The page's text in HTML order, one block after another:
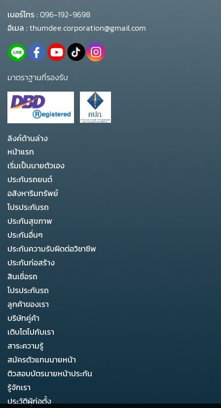
เบอร์โทร :096-192-9698
อีเมล :thumdee.corporation@gmail.com
มาตราฐานที่รองรับ
ลิงค์ด้านล่าง
หน้าแรก
เริ่มเป็นนายตัวเอง
ประกันรถยนต์
อสังหาริมทรัพย์
โปรประกันรถ
ประกันสุขภาพ
ประกันอื่นๆ
ประกันความรับผิดต่อวิชาชีพ
ประกันก่อสร้าง
สินเชื่อรถ
โปรประกันรถ
ลูกค้าของเรา
บริษัทคู่ค้า
เติบโตไปกับเรา
สาระความรู้
สมัครตัวแทนนายหน้า
ติวสอบบัตรนายหน้าประกัน
รู้จักเรา
ประวัติผู้ก่อตั้ง